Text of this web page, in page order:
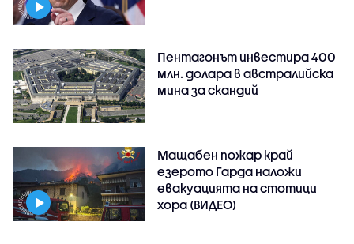
Пентагонът инвестира 400
млн. долара в австралийска
мина за скандий
Мащабен пожар край
езерото Гарда наложи
евакуацията на стотици
хора (ВИДЕО)